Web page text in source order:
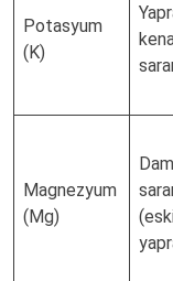
Potasyum
(K)
Magnezyum
(Mg)